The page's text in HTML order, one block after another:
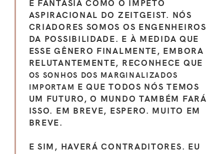
E FANTASIA COMO O ÍMPETO
ASPIRACIONAL DO ZEITGEIST. NÓS
CRIADORES SOMOS OS ENGENHEIROS
DA POSSIBILIDADE. E À MEDIDA QUE
ESSE GÊNERO FINALMENTE, EMBORA
RELUTANTEMENTE, RECONHECE QUE
OS SONHOS DOS MARGINALIZADOS
IMPORTAM E QUE TODOS NÓS TEMOS
UM FUTURO, O MUNDO TAMBÉM FARÁ
ISSO. EM BREVE, ESPERO. MUITO EM
BREVE.
E SIM, HAVERÁ CONTRADITORES. EU